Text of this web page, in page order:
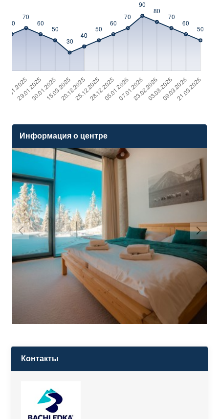
Информация о центре
Контакты